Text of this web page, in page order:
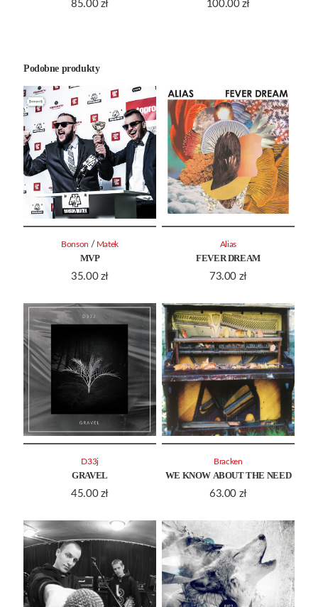
85.00 zł 100.00 zł
Podobne produkty
MVP
35.00 zł
Bonson / Matek
FEVER DREAM
73.00 zł
Alias
GRAVEL
45.00 zł
D33j
WE KNOW ABOUT THE NEED
63.00 zł
Bracken